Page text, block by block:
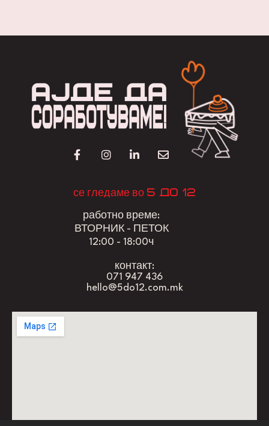
се гледаме во 5 до 12
работно време:
ВТОРНИК - ПЕТОК
12:00 - 18:00ч
контакт:
071 947 436
hello@5do12.com.mk